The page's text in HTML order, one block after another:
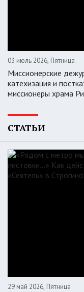
03 июль 2026, Пятница
Миссионерские
катехизация и
миссионеры храма
СТАТЬИ
29 май 2026, Пятница